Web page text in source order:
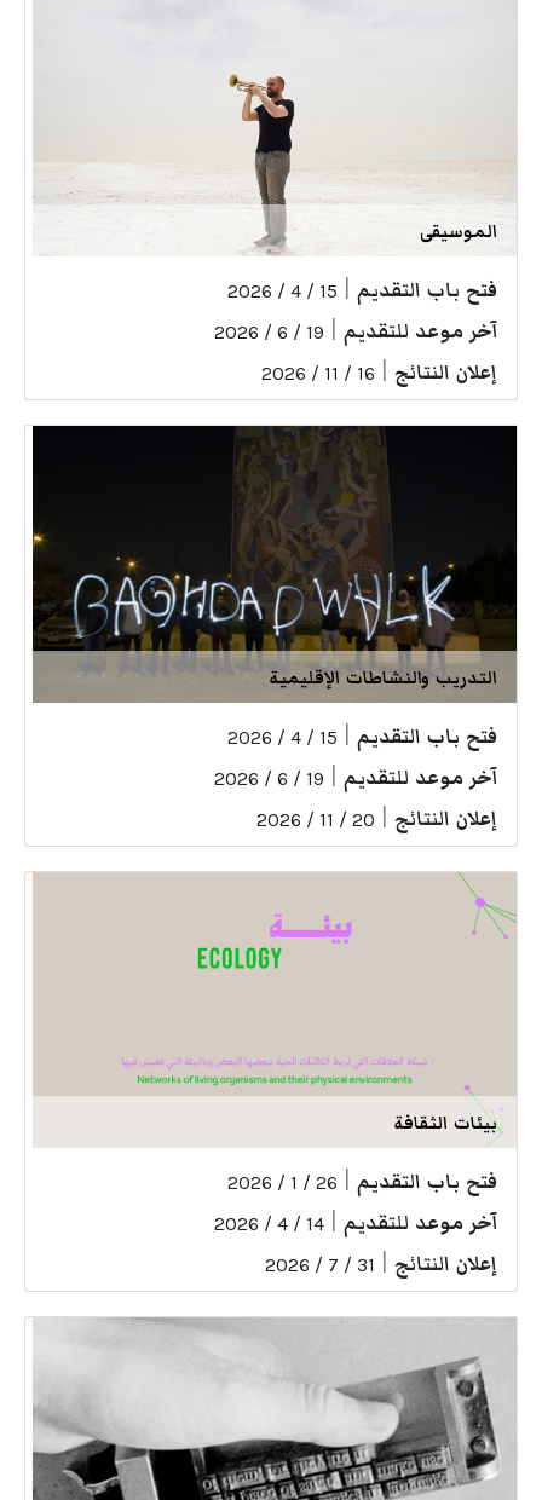
الموسيقى
فتح باب التقديم 15 / 4 / 2026
آخر موعد للتقديم 19 / 6 / 2026
إعلان النتائج 16 / 11 / 2026
التدريب والنشاطات الإقليمية
فتح باب التقديم 15 / 4 / 2026
آخر موعد للتقديم 19 / 6 / 2026
إعلان النتائج 20 / 11 / 2026
بيئات الثقافة
فتح باب التقديم 26 / 1 / 2026
آخر موعد للتقديم 14 / 4 / 2026
إعلان النتائج 31 / 7 / 2026